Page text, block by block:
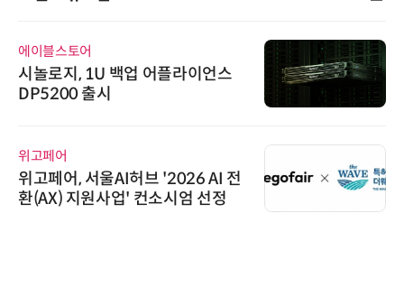
에이블스토어
시놀로지, 1U 백업 어플라이언스
DP5200 출시
위고페어
위고페어, 서울AI허브 '2026 AI 전
환(AX) 지원사업' 컨소시엄 선정